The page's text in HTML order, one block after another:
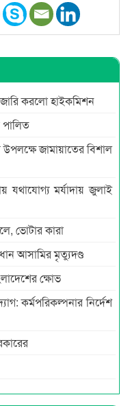
জারি করলো হাইকমিশন
জামায়াতের বিশাল
যথাযোগ্য মর্যাদায় জুলাই
ভোটার কারা
আসামির মৃত্যুদণ্ড
ক্ষোভ
কর্মপরিকল্পনার নির্দেশ